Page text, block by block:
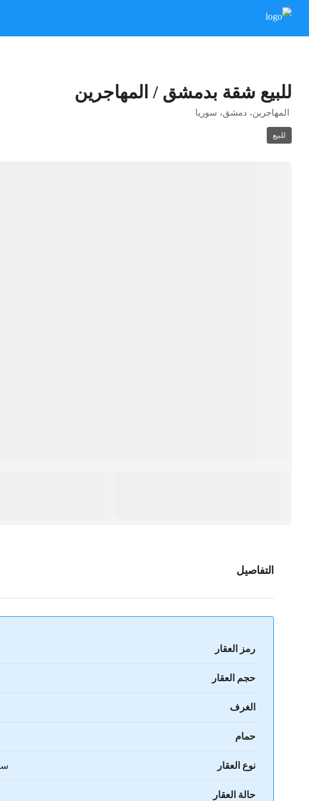
للبيع شقة بدمشق / المهاجرين
المهاجرين، دمشق، سوريا
للبيع
التفاصيل
رمز العقار
حجم العقار
الغرف
حمام
نوع العقار
حالة العقار